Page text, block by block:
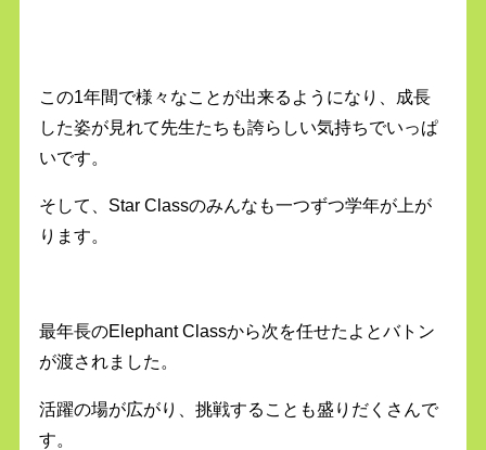
この1年間で様々なことが出来るようになり、成長
した姿が見れて先生たちも誇らしい気持ちでいっぱ
いです。
そして、Star Classのみんなも一つずつ学年が上が
ります。
最年長のElephant Classから次を任せたよとバトン
が渡されました。
活躍の場が広がり、挑戦することも盛りだくさんで
す。